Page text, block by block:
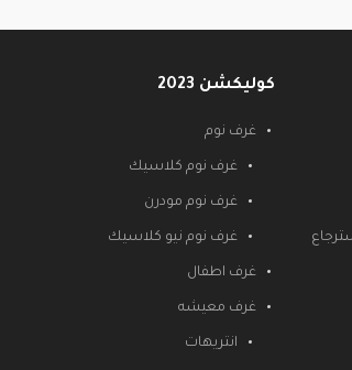
كوليكشن 2023
غرف نوم
غرف نوم كلاسيك
غرف نوم مودرن
غرف نوم نيو كلاسيك
غرف اطفال
غرف معيشه
انتريهات